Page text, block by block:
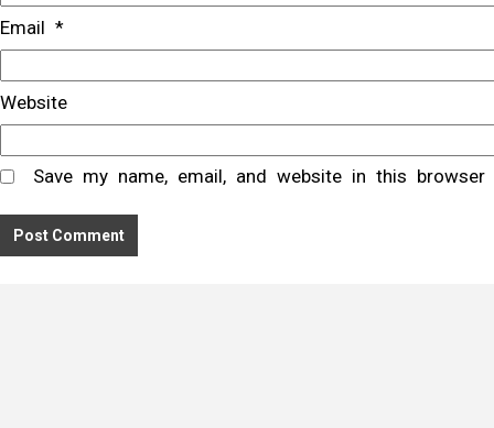
Email *
Website
Save my name, email, and website in this